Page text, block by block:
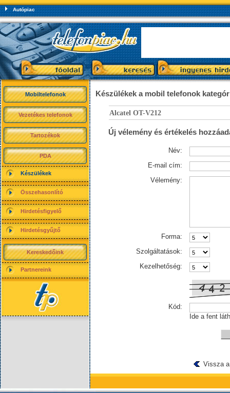
Autópiac
Mobiltelefonok
Vezetékes telefonok
Tartozékok
PDA
Készülékek
Összehasonlító
Hirdetésfigyelő
Hirdetésgyűjtő
Kereskedőink
Partnereink
Készülékek a mobil telefonok
Alcatel OT-V212
Új vélemény és értékelés
Név:
E-mail cím:
Vélemény:
Forma:
Szolgáltatások:
Kezelhetőség:
Kód:
Ide a fent
Vissza